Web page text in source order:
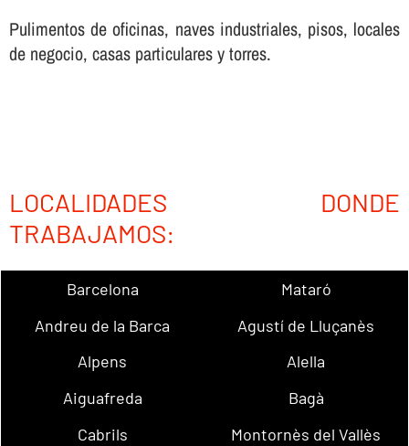
Pulimentos de oficinas, naves industriales, pisos, locales
de negocio, casas particulares y torres.
LOCALIDADES DONDE
TRABAJAMOS:
Barcelona
Mataró
Andreu de la Barca
Agustí de Lluçanès
Alpens
Alella
Aiguafreda
Bagà
Cabrils
Montornès del Vallès